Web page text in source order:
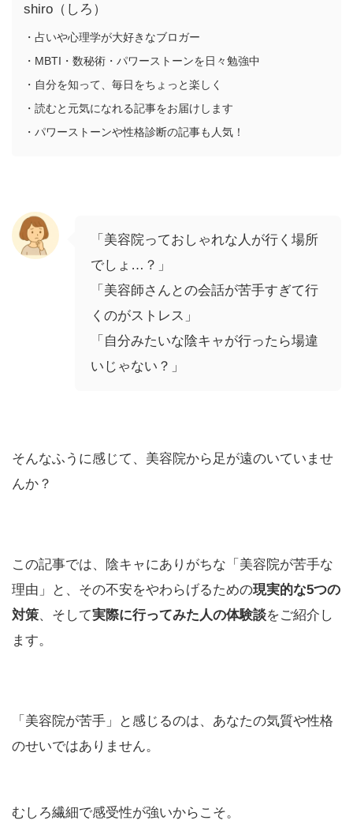
shiro（しろ）
・占いや心理学が大好きなブロガー
・MBTI・数秘術・パワーストーンを日々勉強中
・自分を知って、毎日をちょっと楽しく
・読むと元気になれる記事をお届けします
・パワーストーンや性格診断の記事も人気！
「美容院っておしゃれな人が行く場所
でしょ…？」
「美容師さんとの会話が苦手すぎて行
くのがストレス」
「自分みたいな陰キャが行ったら場違
いじゃない？」
そんなふうに感じて、美容院から足が遠のいていませ
んか？
この記事では、陰キャにありがちな「美容院が苦手な
理由」と、その不安をやわらげるための現実的な5つの
対策、そして実際に行ってみた人の体験談をご紹介し
ます。
「美容院が苦手」と感じるのは、あなたの気質や性格
のせいではありません。
むしろ繊細で感受性が強いからこそ。